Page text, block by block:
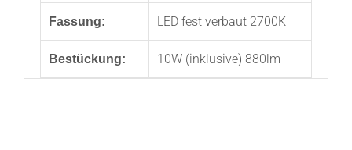
Fassung: LED fest verbaut 2700K
Bestückung: 10W (inklusive) 880lm